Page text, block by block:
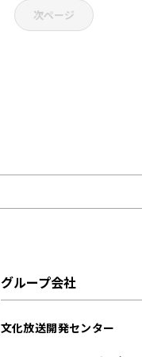
次ページ
グループ会社
文化放送開発センター